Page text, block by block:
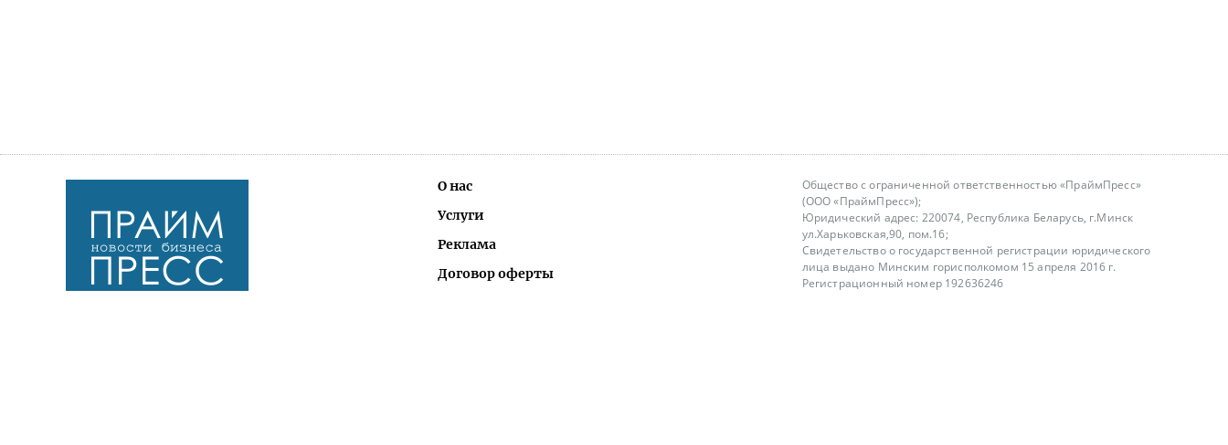
О нас
Услуги
Реклама
Договор оферты
Общество с ограниченной ответственностью «ПраймПресс»
(ООО «ПраймПресс»);
Юридический адрес: 220074, Республика Беларусь, г.Минск
ул.Харьковская,90, пом.16;
Свидетельство о государственной регистрации юридического
лица выдано Минским горисполкомом 15 апреля 2016 г.
Регистрационный номер 192636246